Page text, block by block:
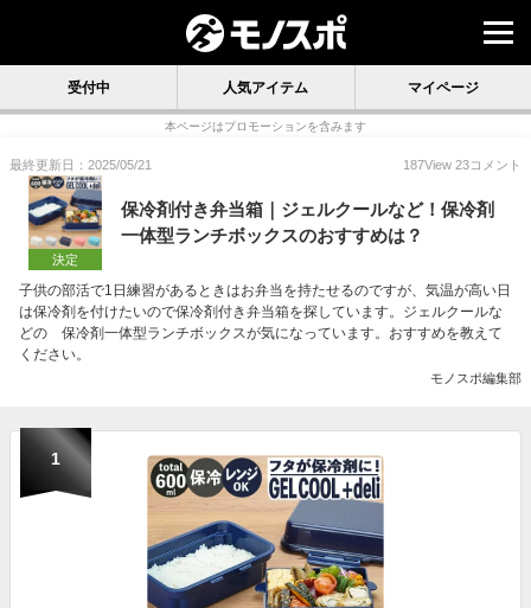
受付中 人気アイテム マイページ
本ページはプロモーションを含みます
最終更新日：2025/05/21 187View 23コメント
決定
保冷剤付き弁当箱｜ジェルクールなど！保冷剤
一体型ランチボックスのおすすめは？
子供の部活で1日練習があるときはお弁当を持たせるのですが、気温が高い日
は保冷剤を付けたいので保冷剤付き弁当箱を探しています。ジェルクールな
どの 保冷剤一体型ランチボックスが気になっています。おすすめを教えて
ください。
モノスポ編集部
1